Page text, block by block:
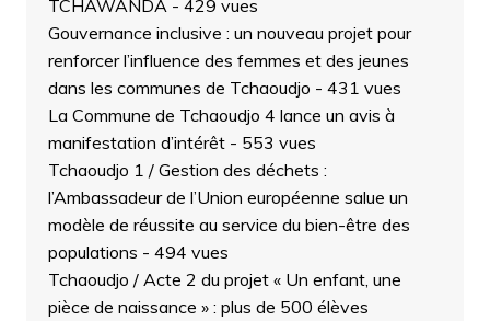
TCHAWANDA - 429 vues
Gouvernance inclusive : un nouveau projet pour
renforcer l’influence des femmes et des jeunes
dans les communes de Tchaoudjo - 431 vues
La Commune de Tchaoudjo 4 lance un avis à
manifestation d’intérêt- 553 vues
Tchaoudjo 1 / Gestion des déchets :
l’Ambassadeur de l’Union européenne salue un
modèle de réussite au service du bien-être des
populations - 494 vues
Tchaoudjo / Acte 2 du projet « Un enfant, une
pièce de naissance » : plus de 500 élèves